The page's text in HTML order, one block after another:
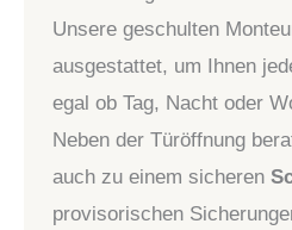
Unsere geschulten
ausgestattet, um Ihnen
egal ob Tag, Nacht oder
Neben der Türöffnung
auch zu einem sicheren
provisorischen